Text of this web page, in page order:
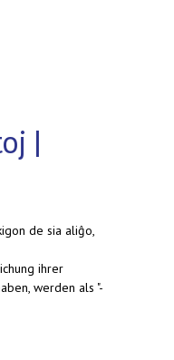
|
de sia aliĝo,
ihrer
werden als "-